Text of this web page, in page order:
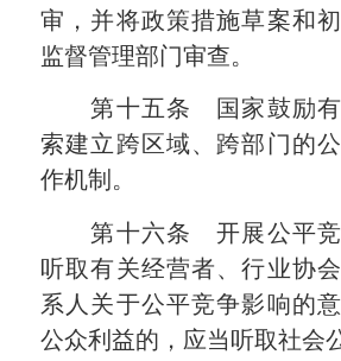
审，并将政策措施草案和
监督管理部门审查。
第十五条 国家鼓励有
索建立跨区域、跨部门的
作机制。
第十六条 开展公平竞
听取有关经营者、行业协
系人关于公平竞争影响的
公众利益的，应当听取社会